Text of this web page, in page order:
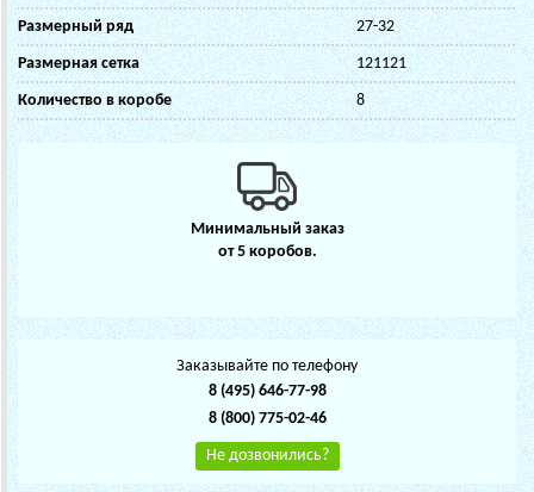
Размерный ряд 27-32
Размерная сетка 121121
Количество в коробе 8
Минимальный заказ
от 5 коробов.
Заказывайте по телефону
8 (495) 646-77-98
8 (800) 775-02-46
Не дозвонились?